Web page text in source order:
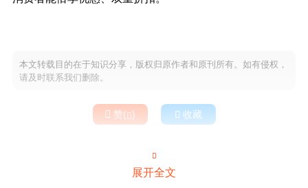
本文转载目的在于知识分享，版权归原作者和原刊所有。如有侵权，
请及时联系我们删除。
 赞()  收藏

展开全文